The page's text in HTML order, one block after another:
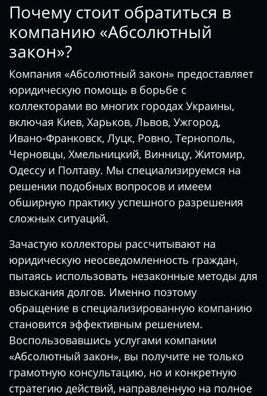
Почему стоит обратиться в
компанию «Абсолютный
закон»?
Компания «Абсолютный закон» предоставляет
юридическую помощь в борьбе с
коллекторами во многих городах Украины,
включая Киев, Харьков, Львов, Ужгород,
Ивано-Франковск, Луцк, Ровно, Тернополь,
Черновцы, Хмельницкий, Винницу, Житомир,
Одессу и Полтаву. Мы специализируемся на
решении подобных вопросов и имеем
обширную практику успешного разрешения
сложных ситуаций.
Зачастую коллекторы рассчитывают на
юридическую неосведомленность граждан,
пытаясь использовать незаконные методы для
взыскания долгов. Именно поэтому
обращение в специализированную компанию
становится эффективным решением.
Воспользовавшись услугами компании
«Абсолютный закон», вы получите не только
грамотную консультацию, но и конкретную
стратегию действий, направленную на полное